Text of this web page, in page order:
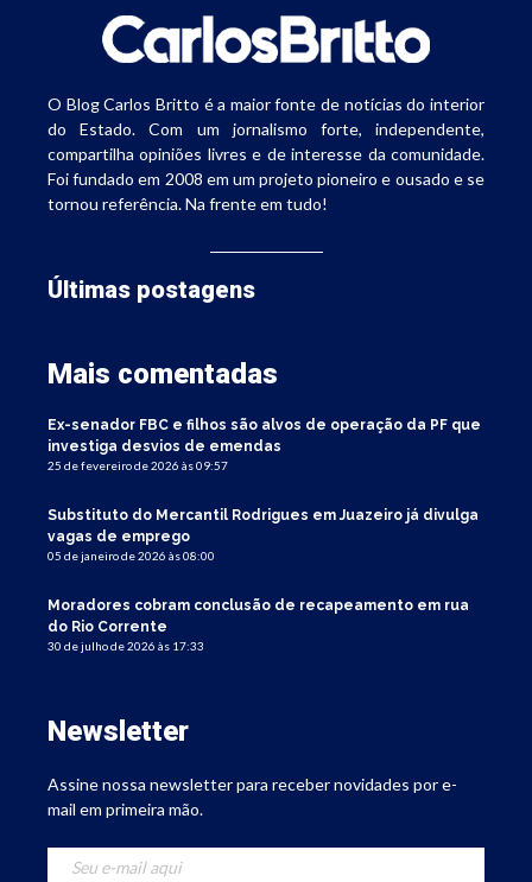
O Blog Carlos Britto é a maior fonte de notícias do interior
do Estado. Com um jornalismo forte, independente,
compartilha opiniões livres e de interesse da comunidade.
Foi fundado em 2008 em um projeto pioneiro e ousado e se
tornou referência. Na frente em tudo!
Últimas postagens
Mais comentadas
Ex-senador FBC e filhos são alvos de operação da PF que
investiga desvios de emendas
25 de fevereiro de 2026 às 09:57
Substituto do Mercantil Rodrigues em Juazeiro já divulga
vagas de emprego
05 de janeiro de 2026 às 08:00
Moradores cobram conclusão de recapeamento em rua
do Rio Corrente
30 de julho de 2026 às 17:33
Newsletter
Assine nossa newsletter para receber novidades por e-
mail em primeira mão.